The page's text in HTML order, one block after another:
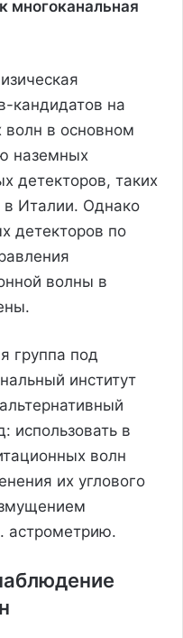
многоканальная
кандидатов на
волн в основном
наземных
детекторов, таких
в Италии. Однако
детекторов по
волны в
группа под
институт
использовать в
волн
их углового
астрометрию.